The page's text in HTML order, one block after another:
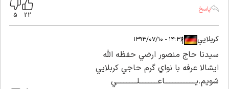
پاسخ
22
كربلايي|
|۱۴:۳۶ - ۱۳۹۳/۰۷/۱۰
سيدنا حاج منصور ارضي حفظه الله
ايشالا عرفه با نواي گرم حاجي كربلايي
شويم.يــــــــــــــــــــاعــــــــــــلـــــــــــــي